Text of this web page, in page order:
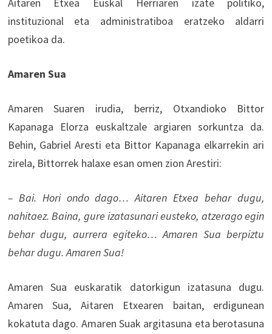
Aitaren Etxea Euskal Herriaren izate politiko,
instituzional eta administratiboa eratzeko aldarri
poetikoa da.
Amaren Sua
Amaren Suaren irudia, berriz, Otxandioko Bittor
Kapanaga Elorza euskaltzale argiaren sorkuntza da.
Behin, Gabriel Aresti eta Bittor Kapanaga elkarrekin ari
zirela, Bittorrek halaxe esan omen zion Arestiri:
– Bai. Hori ondo dago… Aitaren Etxea behar dugu,
nahitaez. Baina, gure izatasunari eusteko, atzerago egin
behar dugu, aurrera egiteko… Amaren Sua berpiztu
behar dugu. Amaren Sua!
Amaren Sua euskaratik datorkigun izatasuna dugu.
Amaren Sua, Aitaren Etxearen baitan, erdigunean
kokatuta dago. Amaren Suak argitasuna eta berotasuna